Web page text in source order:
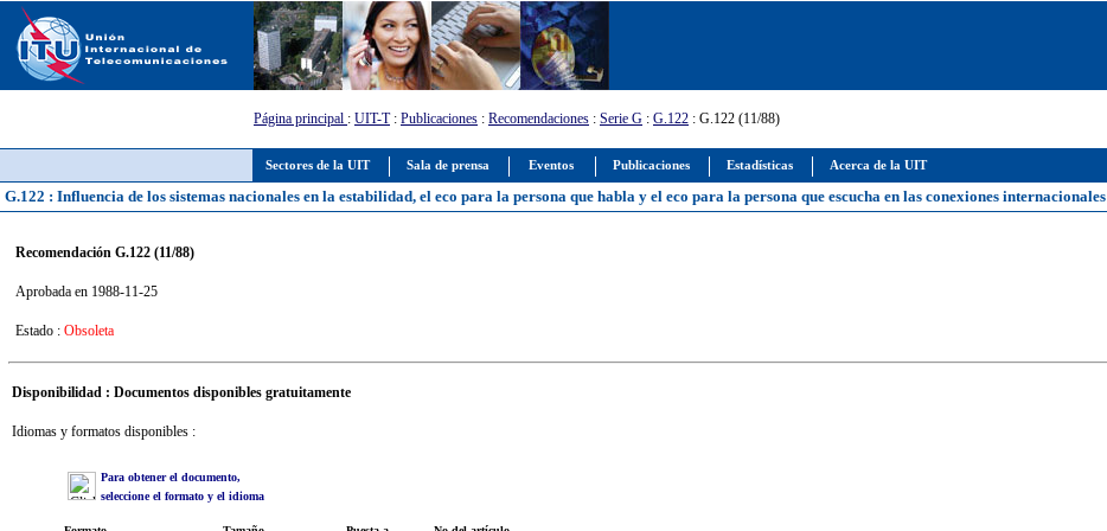
Sectores de la UIT Sala de prensa Eventos Publicaciones Estadísticas Acerca de la UIT
Página principal : UIT-T: Publicaciones : Recomendaciones : Serie G : G.122 : G.122 (11/88)
G.122 : Influencia de los sistemas nacionales en la estabilidad, el eco para la persona que habla y el eco para la persona que escucha en las conexiones internacionales
Recomendación G.122 (11/88)
Aprobada en 1988-11-25
Estado : Obsoleta
Disponibilidad : Documentos disponibles gratuitamente
Idiomas y formatos disponibles :
Para obtener el documento,
seleccione el formato y el idioma